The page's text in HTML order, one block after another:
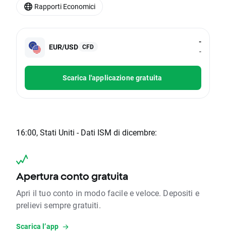
EUR/USD CFD
-
-
Scarica l'applicazione gratuita
16:00, Stati Uniti - Dati ISM di dicembre:
Apertura conto gratuita
Apri il tuo conto in modo facile e veloce. Depositi e
prelievi sempre gratuiti.
Scarica l’app
Rapporti Economici